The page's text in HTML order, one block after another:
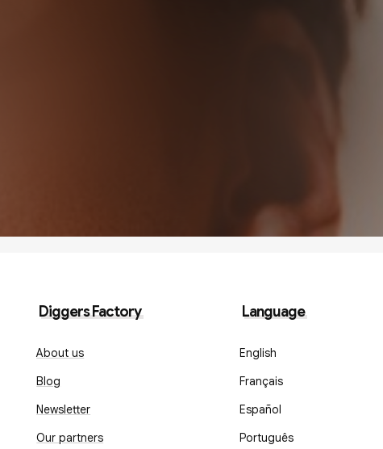
Diggers Factory
About us
Blog
Newsletter
Our partners
Language
English
Français
Español
Português